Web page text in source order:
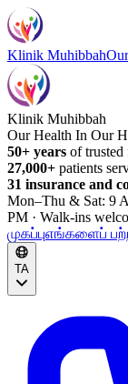
Klinik Muhibbah
Klinik Muhibbah
Our Health In Our
50+ years of trusted
27,000+ patients
31 insurance and
Mon–Thu & Sat: 9
PM · Walk-ins
முகப்புஎங்களைப்
TA